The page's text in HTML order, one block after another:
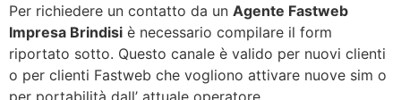
Per richiedere un contatto da un Agente Fastweb
Impresa Brindisi è necessario compilare il form
riportato sotto. Questo canale è valido per nuovi clienti
o per clienti Fastweb che vogliono attivare nuove sim o
per portabilità dall’ attuale operatore.